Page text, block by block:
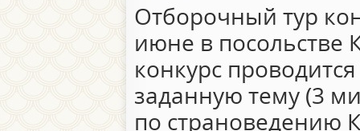
Отборочный тур
июне в
конкурс
заданную тему (3
по страноведению